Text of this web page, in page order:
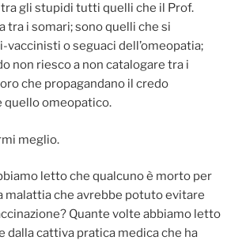
gli stupidi tutti quelli che il Prof.
tra i somari; sono quelli che si
vaccinisti o seguaci dell’omeopatia;
non riesco a non catalogare tra i
che propagandano il credo
quello omeopatico.
meglio.
letto che qualcuno è morto per
malattia che avrebbe potuto evitare
Quante volte abbiamo letto
dalla cattiva pratica medica che ha